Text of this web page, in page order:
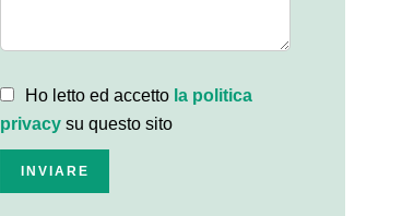
Ho letto ed accetto la politica
privacy su questo sito
INVIARE